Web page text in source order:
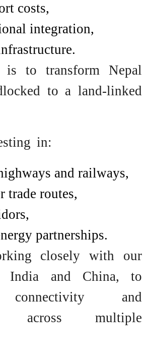
costs,
integration,
to transform Nepal
to a land-linked
in:
and railways,
trade routes,
partnerships.
closely with our
India and China, to
connectivity and
across multiple